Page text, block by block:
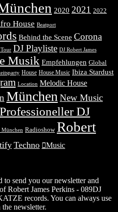
2020 2021 2022
House Beatport
Behind the Scene Corona
DJ Playliste DJ Robert James
Musik Empfehlungen Global
House House Music Ibiza Stardust
Location Melodic House
München New Music
Professioneller DJ
München Radioshow Robert
Techno Music
to send you our newsletter and
Robert James Perkins - 089DJ
records. You can always use
newsletter.